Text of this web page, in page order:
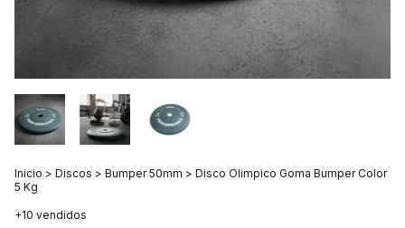
Inicio > Discos > Bumper 50mm > Disco Olimpico Goma Bumper Color
5 Kg
+10 vendidos